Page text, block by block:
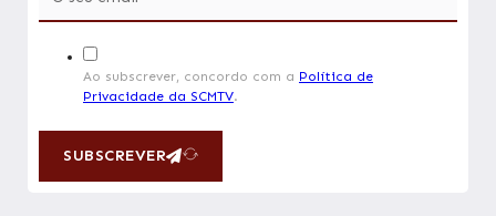
Ao subscrever, concordo com a Política de
Privacidade da SCMTV.
SUBSCREVER